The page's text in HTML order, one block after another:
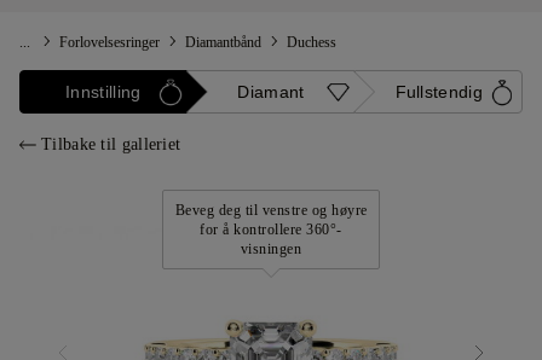
Forlovelsesringer Diamantbånd Duchess
Innstilling Diamant Fullstendig
Tilbake til galleriet
Beveg deg til venstre og høyre
for å kontrollere 360°-
visningen